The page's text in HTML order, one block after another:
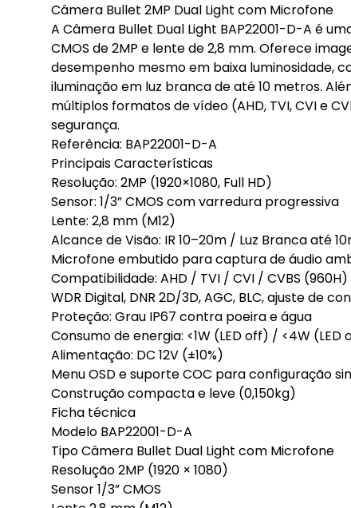
Câmera Bullet 2MP Dual Light com Microfone
A Câmera Bullet Dual Light BAP22001-D-A é
CMOS de 2MP e lente de 2,8 mm. Oferece
desempenho mesmo em baixa luminosidade,
iluminação em luz branca de até 10 metros.
múltiplos formatos de vídeo (AHD, TVI, CVI e
segurança.
Referência: BAP22001-D-A
Principais Características
Resolução: 2MP (1920×1080, Full HD)
Sensor: 1/3” CMOS com varredura progressiva
Lente: 2,8 mm (M12)
Alcance de Visão: IR 10–20m / Luz Branca até
Microfone embutido para captura de áudio
Compatibilidade: AHD / TVI / CVI / CVBS (960H)
WDR Digital, DNR 2D/3D, AGC, BLC, ajuste de
Proteção: Grau IP67 contra poeira e água
Consumo de energia: <1W (LED off) / <4W (LED
Alimentação: DC 12V (±10%)
Menu OSD e suporte COC para configuração
Construção compacta e leve (0,150kg)
Ficha técnica
Modelo BAP22001-D-A
Tipo Câmera Bullet Dual Light com Microfone
Resolução 2MP (1920 × 1080)
Sensor 1/3” CMOS